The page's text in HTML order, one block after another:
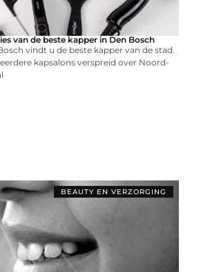
van de beste kapper in Den Bosch
vindt u de beste kapper van de stad.
kapsalons verspreid over Noord-
BEAUTY EN VERZORGING